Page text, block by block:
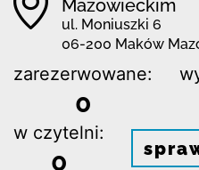
Mazowieckim
ul. Moniuszki 6
06-200 Maków
zarezerwowane:
0
w czytelni:
0